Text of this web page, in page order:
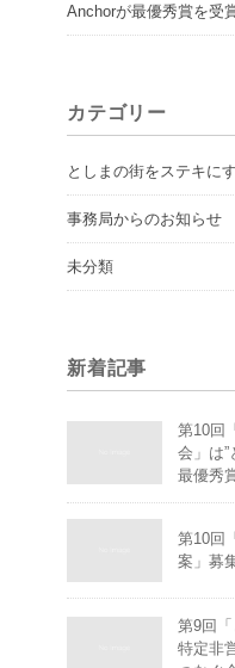
Anchorが最優秀賞を受
カテゴリー
としまの街をステキに
事務局からのお知らせ
未分類
新着記事
第10回
会」は
最優秀
第10回
案」募
第9回「
特定非